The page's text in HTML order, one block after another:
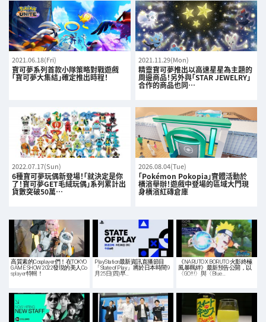
2021.06.18(Fri)
寶可夢系列首款小隊策略對戰遊戲
「寶可夢大集結」確定推出時程！
2021.11.29(Mon)
精靈寶可夢推出以高速星星為主題的
周邊商品！另外與「STAR JEWELRY」
合作的商品也同…
2022.07.17(Sun)
6種寶可夢玩偶新登場！「就決定是你
了！寶可夢GET毛絨玩偶」系列累計出
貨數突破50萬…
2026.08.04(Tue)
「Pokémon Pokopia」實體活動於
橫濱舉辦！遊戲中登場的區域大門現
身橫濱紅磚倉庫
高質素的Cosplayer們！在TOKYO
GAME SHOW 2022發現的美人Co
splayer特輯！
PlayStation最新資訊直播節目
「State of Play」將於日本時間9
月25日(四)早…
《NARUTO X BORUTO 火影終極
風暴羈絆》最新預告公開，以
〈GO!!!〉與〈Blue…